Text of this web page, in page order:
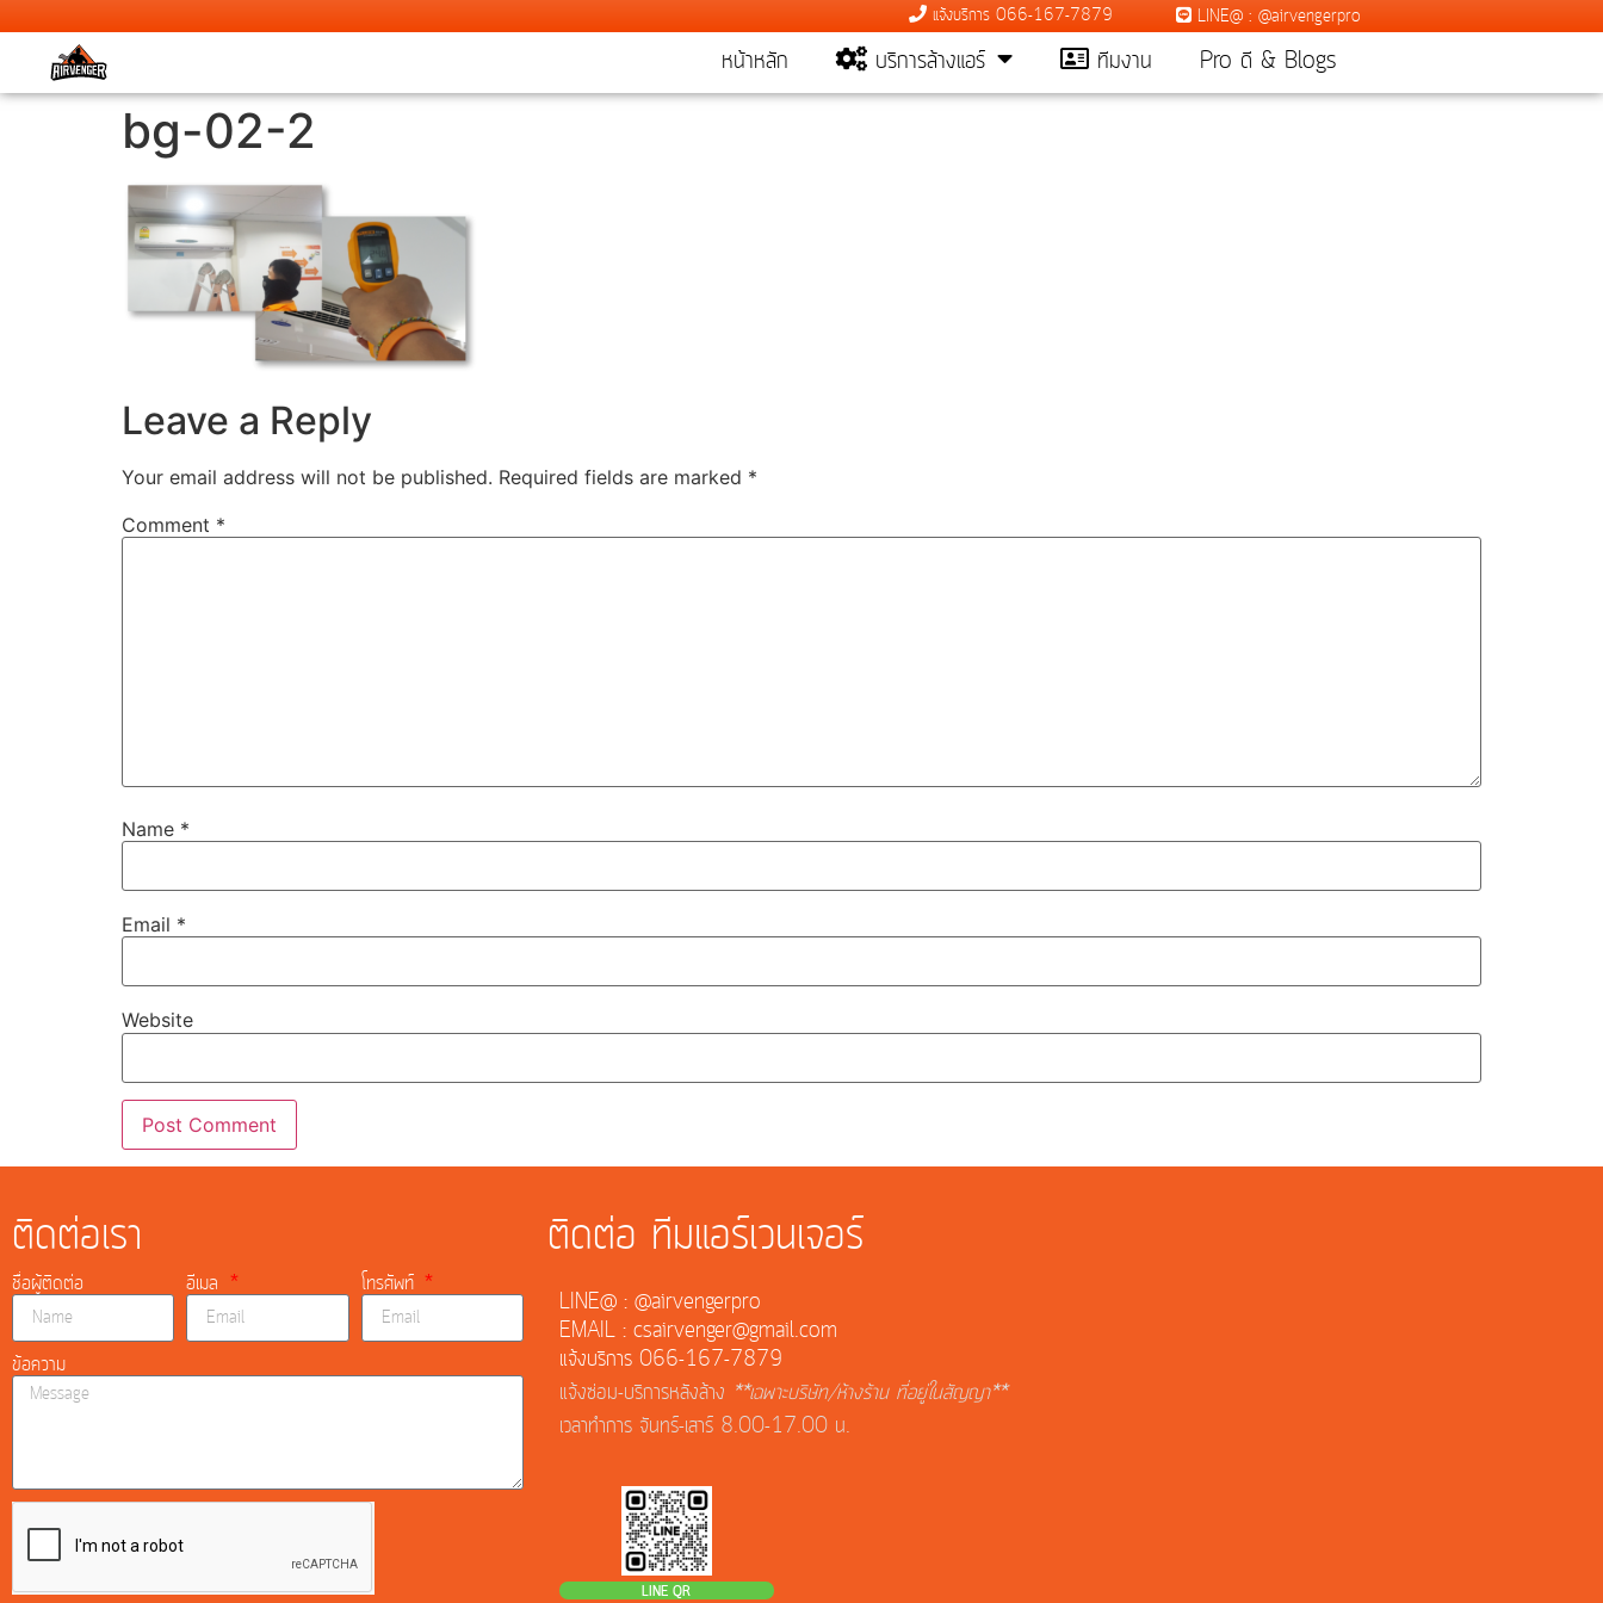
แจ้งบริการ 066-167-7879 LINE@ : @airvengerpro
หน้าหลัก บริการล้างแอร์ ทีมงาน Pro ดี & Blogs
bg-02-2
Leave a Reply
Your email address will not be published. Required fields are marked *
Comment *
Name *
Email *
Website
ติดต่อเรา
ชื่อผู้ติดต่อ อีเมล โทรศัพท์
ข้อความ
ติดต่อ ทีมแอร์เวนเจอร์
LINE@ : @airvengerpro
EMAIL : csairvenger@gmail.com
แจ้งบริการ 066-167-7879
แจ้งซ่อม-บริการหลังล้าง **เฉพาะบริษัท/ห้างร้าน ที่อยู่ในสัญญา**
เวลาทำการ จันทร์-เสาร์ 8.00-17.00 น.
LINE QR